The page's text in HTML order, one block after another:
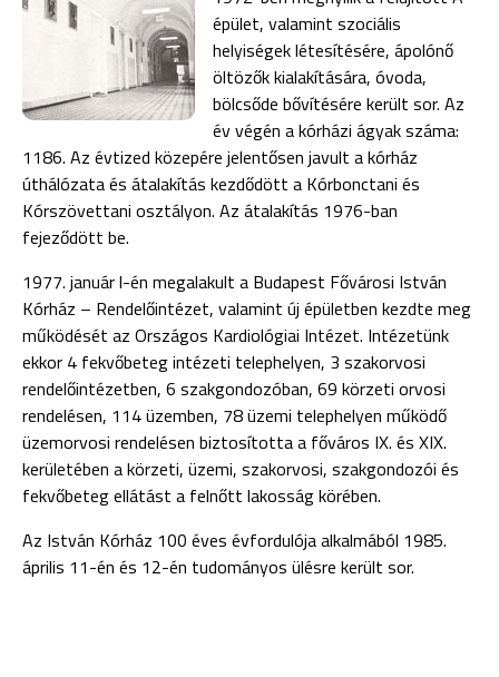
épület, valamint szociális
helyiségek létesítésére, ápolónő
öltözők kialakítására, óvoda,
bölcsőde bővítésére került sor. Az
év végén a kórházi ágyak száma:
1186. Az évtized közepére jelentősen javult a kórház
úthálózata és átalakítás kezdődött a Kórbonctani és
Kórszö­vettani osztályon. Az átalakítás 1976-ban
fejeződött be.
1977. január l-én megalakult a Budapest Fővárosi István
Kórház – Rendelőintézet, valamint új épületben kezdte meg
működését az Országos Kardiológiai Intézet. Intézetünk
ekkor 4 fekvőbeteg intézeti telephelyen, 3 szakorvosi
rendelőintézetben, 6 szakgondozóban, 69 körzeti orvosi
rendelésen, 114 üzemben, 78 üzemi telephelyen működő
üzemorvosi rendelésen biztosította a főváros IX. és XIX.
kerületében a körzeti, üzemi, szakorvosi, szakgondozói és
fekvőbeteg ellátást a felnőtt lakosság körében.
Az István Kórház 100 éves évfordulója alkalmából 1985.
április 11-én és 12-én tudományos ülésre került sor.